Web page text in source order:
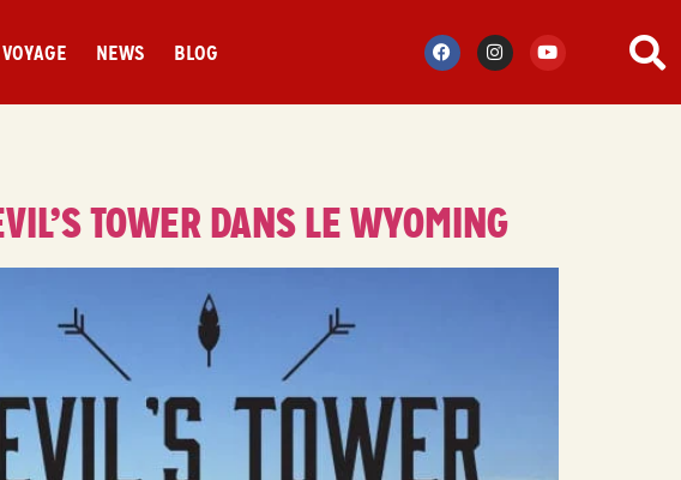
NEWS BLOG
TOWER DANS LE WYOMING